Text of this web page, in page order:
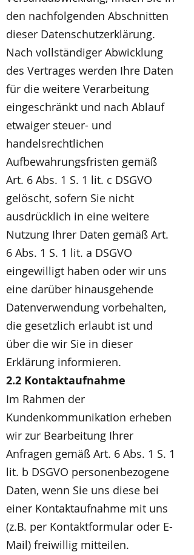
den nachfolgenden Abschnitten
dieser Datenschutzerklärung.
Nach vollständiger Abwicklung
des Vertrages werden Ihre Daten
für die weitere Verarbeitung
eingeschränkt und nach Ablauf
etwaiger steuer- und
handelsrechtlichen
Aufbewahrungsfristen gemäß
Art. 6 Abs. 1 S. 1 lit. c DSGVO
gelöscht, sofern Sie nicht
ausdrücklich in eine weitere
Nutzung Ihrer Daten gemäß Art.
6 Abs. 1 S. 1 lit. a DSGVO
eingewilligt haben oder wir uns
eine darüber hinausgehende
Datenverwendung vorbehalten,
die gesetzlich erlaubt ist und
über die wir Sie in dieser
Erklärung informieren.
2.2 Kontaktaufnahme
Im Rahmen der
Kundenkommunikation erheben
wir zur Bearbeitung Ihrer
Anfragen gemäß Art. 6 Abs. 1 S. 1
lit. b DSGVO personenbezogene
Daten, wenn Sie uns diese bei
einer Kontaktaufnahme mit uns
(z.B. per Kontaktformular oder E-
Mail) freiwillig mitteilen.